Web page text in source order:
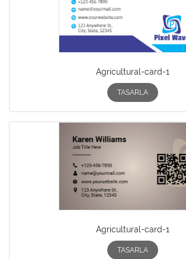
Agricultural-card-1
TASARLA
Agricultural-card-1
TASARLA